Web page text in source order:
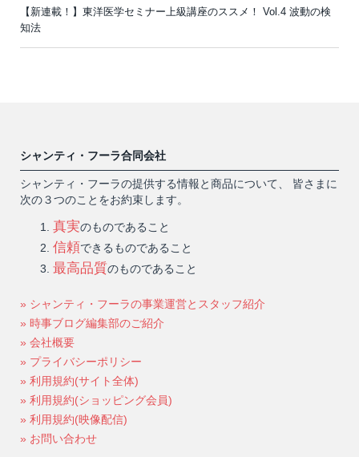
【新連載！】東洋医学セミナー上級講座のススメ！ Vol.4 波動の検
知法
シャンティ・フーラ合同会社
シャンティ・フーラの提供する情報と商品について、 皆さまに
次の３つのことをお約束します。
真実のものであること
信頼できるものであること
最高品質のものであること
» シャンティ・フーラの事業運営とスタッフ紹介
» 時事ブログ編集部のご紹介
» 会社概要
» プライバシーポリシー
» 利用規約(サイト全体)
» 利用規約(ショッピング会員)
» 利用規約(映像配信)
» お問い合わせ